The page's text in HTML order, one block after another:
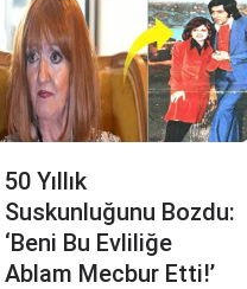
50 Yıllık
Suskunluğunu Bozdu:
‘Beni Bu Evliliğe
Ablam Mecbur Etti!’